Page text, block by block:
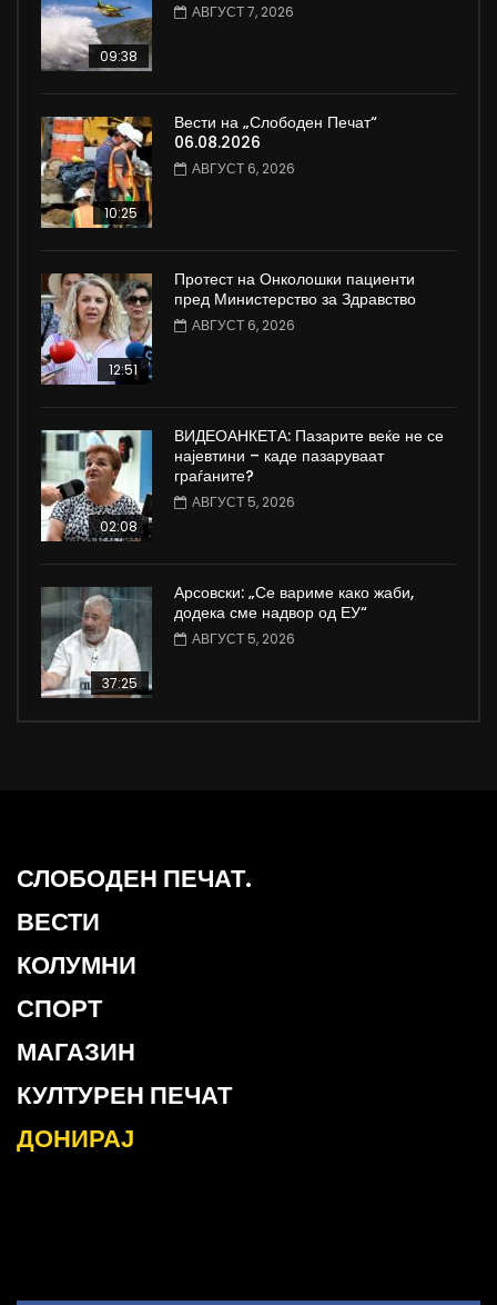
09:38
АВГУСТ 7, 2026
10:25
Вести на „Слободен Печат“
06.08.2026
АВГУСТ 6, 2026
12:51
Протест на Онколошки пациенти
пред Министерство за Здравство
АВГУСТ 6, 2026
02:08
ВИДЕОАНКЕТА: Пазарите веќе не се
најевтини – каде пазаруваат
граѓаните?
АВГУСТ 5, 2026
37:25
Арсовски: „Се вариме како жаби,
додека сме надвор од ЕУ“
АВГУСТ 5, 2026
СЛОБОДЕН ПЕЧАТ.
ВЕСТИ
КОЛУМНИ
СПОРТ
МАГАЗИН
КУЛТУРЕН ПЕЧАТ
ДОНИРАЈ